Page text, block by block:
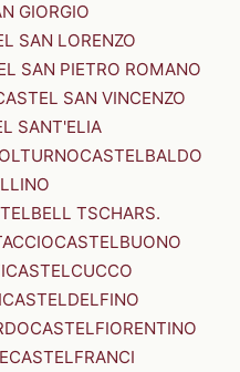
GIORGIO
SAN LORENZO
SAN PIETRO ROMANO
SAN VINCENZO
SANT'ELIA
CASTELBALDO
TSCHARS.
CASTELBUONO
CASTELCUCCO
CASTELDELFINO
CASTELFIORENTINO
CASTELFRANCI